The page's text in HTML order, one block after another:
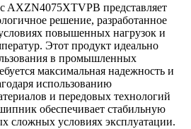
представляет
решение, разработанное
повышенных нагрузок и
Этот продукт идеально
в промышленных
максимальная надежность и
использованию
и передовых технологий
обеспечивает стабильную
сложных условиях эксплуатации.